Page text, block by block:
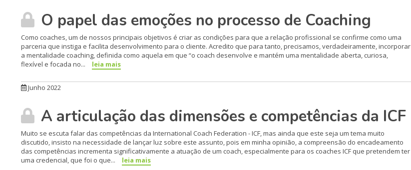
O papel das emoções no processo de Coaching
Como coaches, um de nossos principais objetivos é criar as condições para que a relação profissional se confirme como uma
parceria que instiga e facilita desenvolvimento para o cliente. Acredito que para tanto, precisamos, verdadeiramente, incorporar
a mentalidade coaching, definida como aquela em que “o coach desenvolve e mantém uma mentalidade aberta, curiosa,
flexível e focada no...
leia mais
Junho 2022
A articulação das dimensões e competências da ICF
Muito se escuta falar das competências da International Coach Federation - ICF, mas ainda que este seja um tema muito
discutido, insisto na necessidade de lançar luz sobre este assunto, pois em minha opinião, a compreensão do encadeamento
das competências incrementa significativamente a atuação de um coach, especialmente para os coaches ICF que pretendem ter
uma credencial, que foi o que...
leia mais